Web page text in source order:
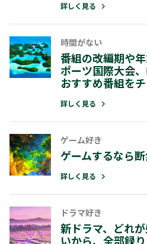
詳しく見る
時間がない​
番組の改編期や
ポーツ国際大会
おすすめ番組をチ
詳しく見る
ゲーム好き
ゲームするなら断
詳しく見る
ドラマ好き
新ドラマ、どれ
いから、全部録り
みんなが見
ない！
詳しく見る
でレグザを操
詳しく見る
テレビでVポ
詳しく見る